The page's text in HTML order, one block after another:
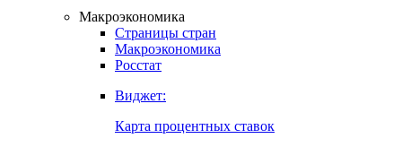
Создать индекс
Возможность создания своего индекса
Страницы стран
Росстат